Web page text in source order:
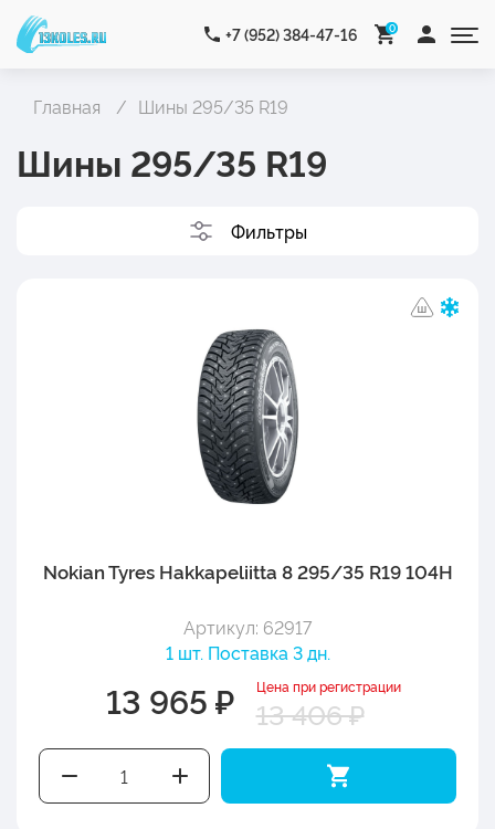
+7 (952) 384-47-16 0
Главная Шины 295/35 R19
Шины 295/35 R19
Фильтры
Nokian Tyres Hakkapeliitta 8 295/35 R19 104H
Артикул: 62917
1 шт. Поставка 3 дн.
13 965 ₽ Цена при регистрации
13 406 ₽